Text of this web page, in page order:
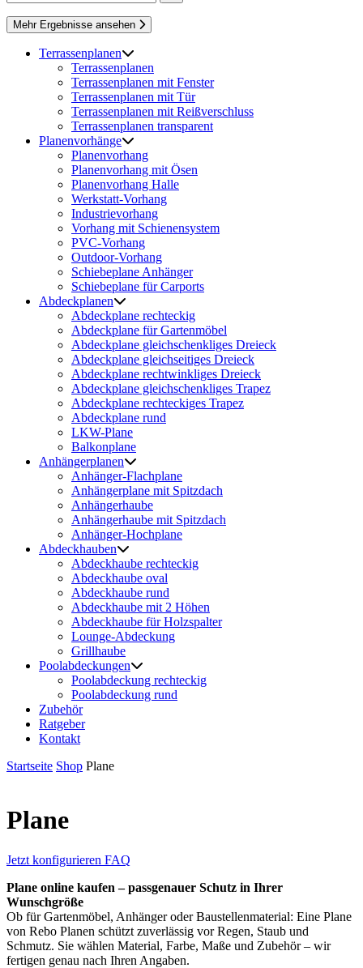
Mehr Ergebnisse ansehen
Terrassenplanen
Terrassenplanen
Terrassenplanen mit Fenster
Terrassenplanen mit Tür
Terrassenplanen mit Reißverschluss
Terrassenplanen transparent
Planenvorhänge
Planenvorhang
Planenvorhang mit Ösen
Planenvorhang Halle
Werkstatt-Vorhang
Industrievorhang
Vorhang mit Schienensystem
PVC-Vorhang
Outdoor-Vorhang
Schiebeplane Anhänger
Schiebeplane für Carports
Abdeckplanen
Abdeckplane rechteckig
Abdeckplane für Gartenmöbel
Abdeckplane gleichschenkliges Dreieck
Abdeckplane gleichseitiges Dreieck
Abdeckplane rechtwinkliges Dreieck
Abdeckplane gleichschenkliges Trapez
Abdeckplane rechteckiges Trapez
Abdeckplane rund
LKW-Plane
Balkonplane
Anhängerplanen
Anhänger-Flachplane
Anhängerplane mit Spitzdach
Anhängerhaube
Anhängerhaube mit Spitzdach
Anhänger-Hochplane
Abdeckhauben
Abdeckhaube rechteckig
Abdeckhaube oval
Abdeckhaube rund
Abdeckhaube mit 2 Höhen
Abdeckhaube für Holzspalter
Lounge-Abdeckung
Grillhaube
Poolabdeckungen
Poolabdeckung rechteckig
Poolabdeckung rund
Zubehör
Ratgeber
Kontakt
Startseite Shop Plane
Plane
Jetzt konfigurieren FAQ
Plane online kaufen – passgenauer Schutz in Ihrer
Wunschgröße
Ob für Gartenmöbel, Anhänger oder Baustellenmaterial: Eine Plane
von Rebo Planen schützt zuverlässig vor Regen, Staub und
Schmutz. Sie wählen Material, Farbe, Maße und Zubehör – wir
fertigen genau nach Ihren Angaben.